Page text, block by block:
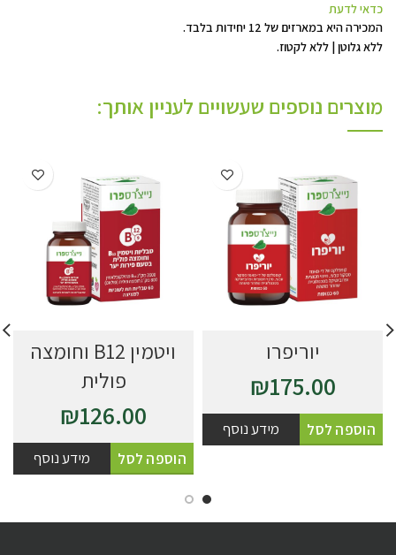
כדאי לדעת
המכירה היא במארזים של 12 יחידות בלבד.
ללא גלוטן | ללא לקטוז.
מוצרים נוספים שעשויים לעניין אותך:
יוריפרו
₪175.00
הוספה לסל מידע נוסף
ויטמין B12 וחומצה
פולית
₪126.00
הוספה לסל מידע נוסף